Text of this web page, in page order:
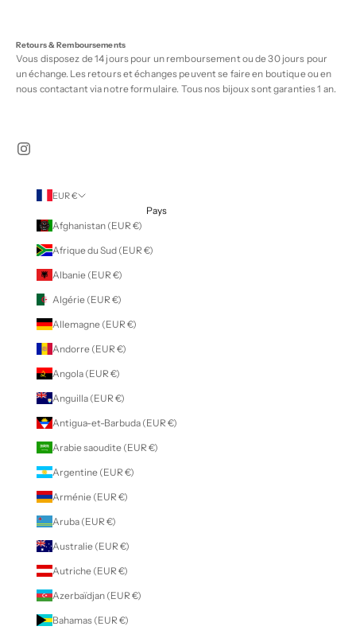
Retours & Remboursements
Vous disposez de 14 jours pour un remboursement ou de 30 jours pour
un échange. Les retours et échanges peuvent se faire en boutique ou en
nous contactant via notreformulaire. Tous nos bijoux sont garanties 1 an.
EUR €
Pays
Afghanistan (EUR €)
Afrique du Sud (EUR €)
Albanie (EUR €)
Algérie (EUR €)
Allemagne (EUR €)
Andorre (EUR €)
Angola (EUR €)
Anguilla (EUR €)
Antigua-et-Barbuda (EUR €)
Arabie saoudite (EUR €)
Argentine (EUR €)
Arménie (EUR €)
Aruba (EUR €)
Australie (EUR €)
Autriche (EUR €)
Azerbaïdjan (EUR €)
Bahamas (EUR €)